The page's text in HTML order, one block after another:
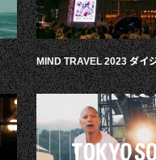
MIND TRAVEL 2023 ダイ